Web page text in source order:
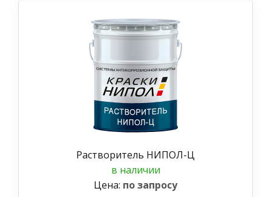
Растворитель НИПОЛ-Ц
в наличии
Цена: по запросу